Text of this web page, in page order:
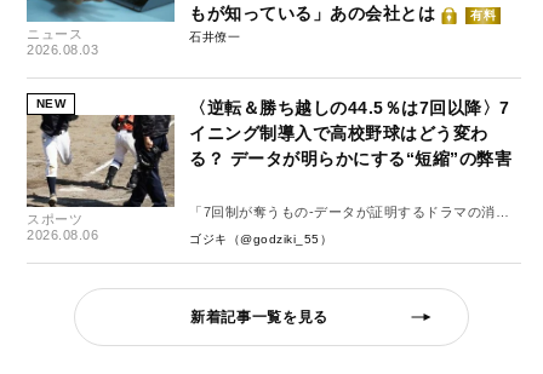
ニュース
2026.08.03
もが知っている」あの会社とは
有料
石井僚一
NEW
スポーツ
2026.08.06
〈逆転＆勝ち越しの44.5％は7回以降〉7
イニング制導入で高校野球はどう変わ
る？ データが明らかにする“短縮”の弊害
「7回制が奪うもの-データが証明するドラマの消
失-」
ゴジキ（@godziki_55）
新着記事一覧を見る